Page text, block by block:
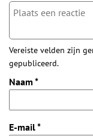
Vereiste velden zijn
gepubliceerd.
Naam *
E-mail*